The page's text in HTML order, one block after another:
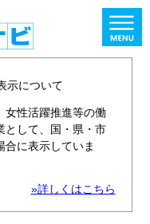
示について
女性活躍推進等の働
として、国・県・市
合に表示していま
»詳しくはこちら